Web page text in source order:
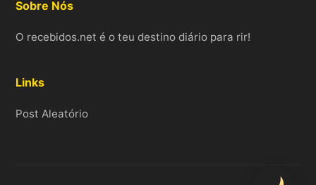
Sobre Nós
O recebidos.net é o teu destino diário para rir!
Links
Post Aleatório